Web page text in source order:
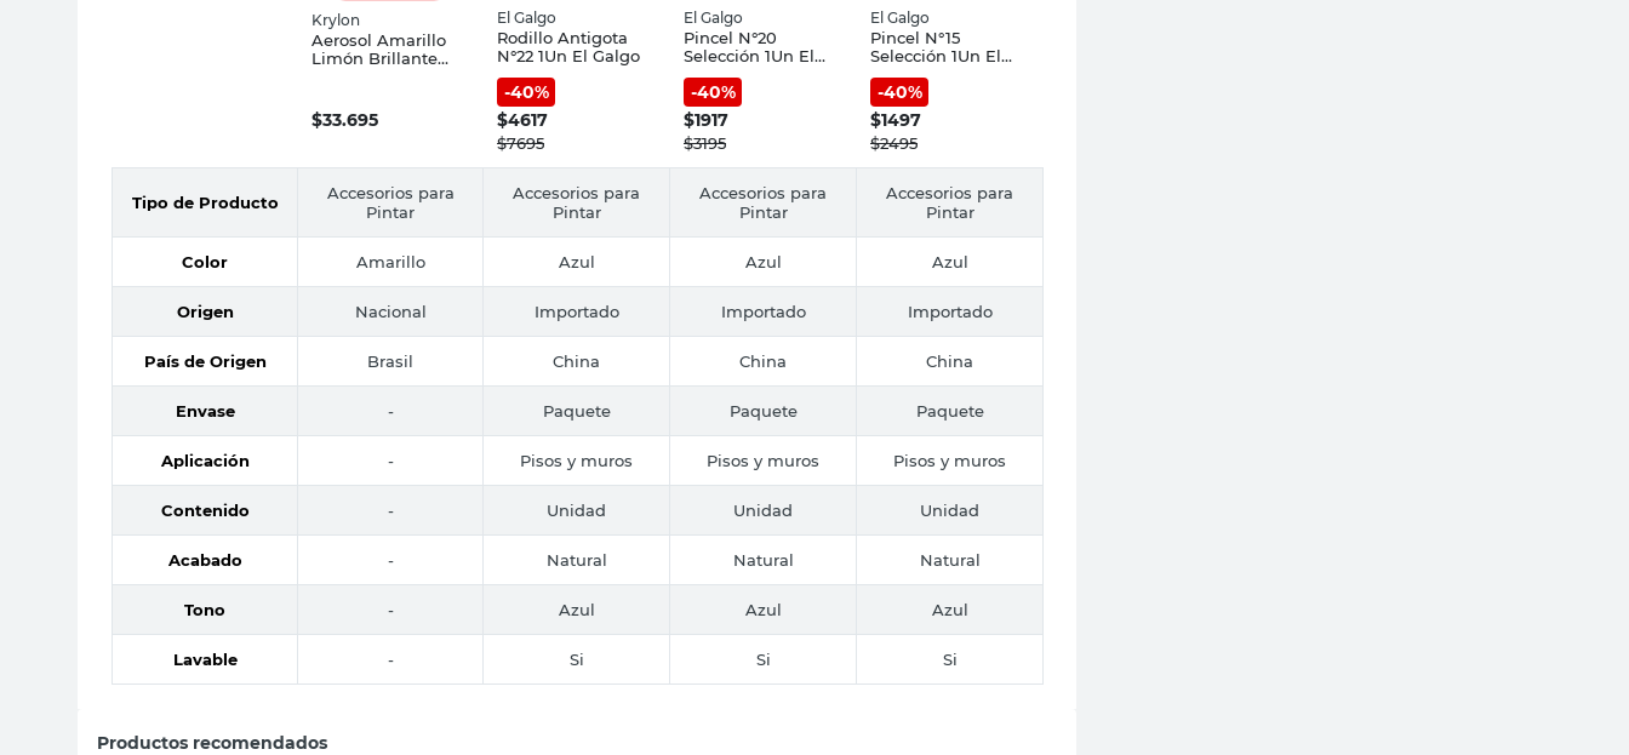
Krylon
Aerosol Amarillo
Limón Brillante
$33.695
El Galgo
Rodillo Antigota
N°22 1Un El Galgo
-40%
$4617
$7695
El Galgo
Pincel N°20
Selección 1Un El
Galgo
-40%
$1917
$3195
El Galgo
Pincel N°15
Selección 1Un El
Galgo
-40%
$1497
$2495
Tipo de Producto
Accesorios para
Pintar
Accesorios para
Pintar
Accesorios para
Pintar
Accesorios para
Pintar
Color Amarillo Azul Azul Azul
Origen Nacional Importado Importado Importado
País de Origen Brasil China China China
Envase - Paquete Paquete Paquete
Aplicación - Pisos y muros Pisos y muros Pisos y muros
Contenido - Unidad Unidad Unidad
Acabado - Natural Natural Natural
Tono - Azul Azul Azul
Lavable - Si Si Si
Productos recomendados